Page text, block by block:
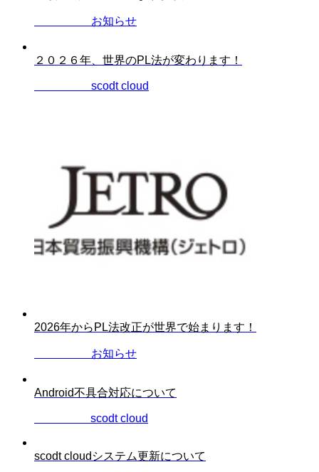
お知らせ
２０２６年、世界のPL法が変わります！
scodt cloud
2026年からPL法改正が世界で始まります！
お知らせ
Android不具合対応について
scodt cloud
scodt cloudシステム更新について